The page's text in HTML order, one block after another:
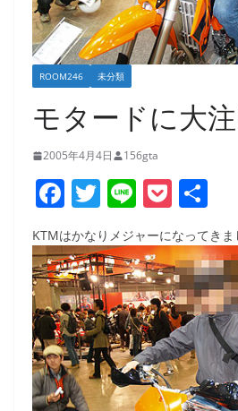
ROOM246 未分類
モタードに大
2005年4月4日 156gta
F
a
c
e
b
o
o
k
T
w
itt
er
Li
e
P
o
ck
et
有
KTMはかなりメジャーになってきま